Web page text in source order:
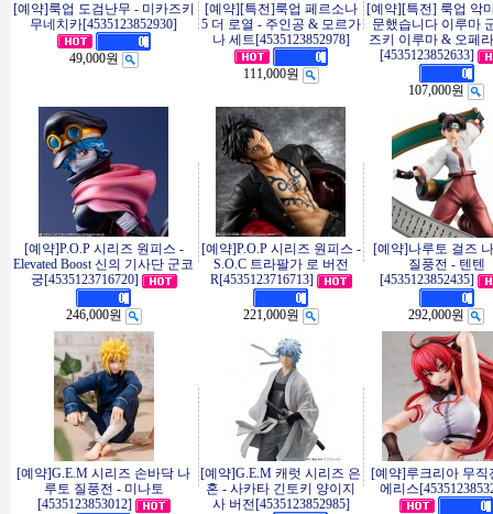
[예약]룩업 도검난무 - 미카즈키
무네치카[4535123852930]
49,000원
[예약][특전]룩업 페르소나
5 더 로열 - 주인공 & 모르가
나 세트[4535123852978]
111,000원
[예약][특전] 룩업 악
문했습니다 이루마
즈키 이루마 & 오페
[4535123852633]
107,000원
[예약]P.O.P 시리즈 원피스 -
Elevated Boost 신의 기사단 군코
궁[4535123716720]
246,000원
[예약]P.O.P 시리즈 원피스 -
S.O.C 트라팔가 로 버전
R[4535123716713]
221,000원
[예약]나루토 걸즈
질풍전 - 텐텐
[4535123852435]
292,000원
[예약]G.E.M 시리즈 손바닥 나
루토 질풍전 - 미나토
[4535123853012]
[예약]G.E.M 캐럿 시리즈 은
혼 - 사카타 긴토키 양이지
사 버전[4535123852985]
[예약]루크리아 무직
에리스